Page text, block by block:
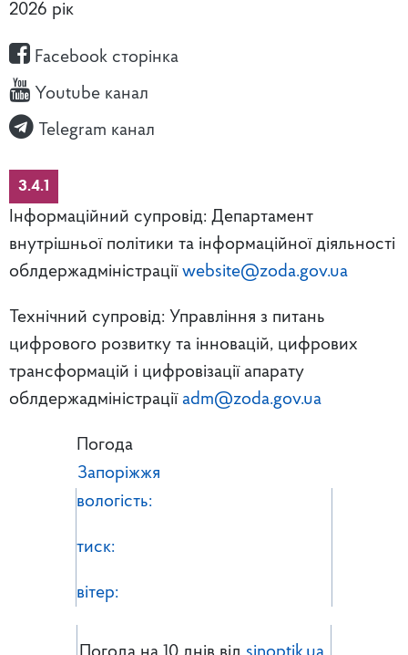
2026 рік
Facebook сторінка
Youtube канал
Telegram канал
3.4.1
Інформаційний супровід: Департамент
внутрішньої політики та інформаційної діяльності
облдержадміністрації website@zoda.gov.ua
Технічний супровід: Управління з питань
цифрового розвитку та інновацій, цифрових
трансформацій і цифровізації апарату
облдержадміністрації adm@zoda.gov.ua
Погода
Запоріжжя
вологість:
тиск:
вітер: